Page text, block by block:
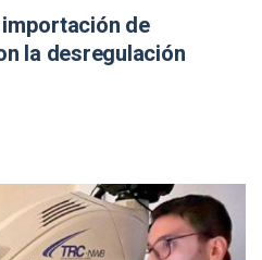
de
la desregulación